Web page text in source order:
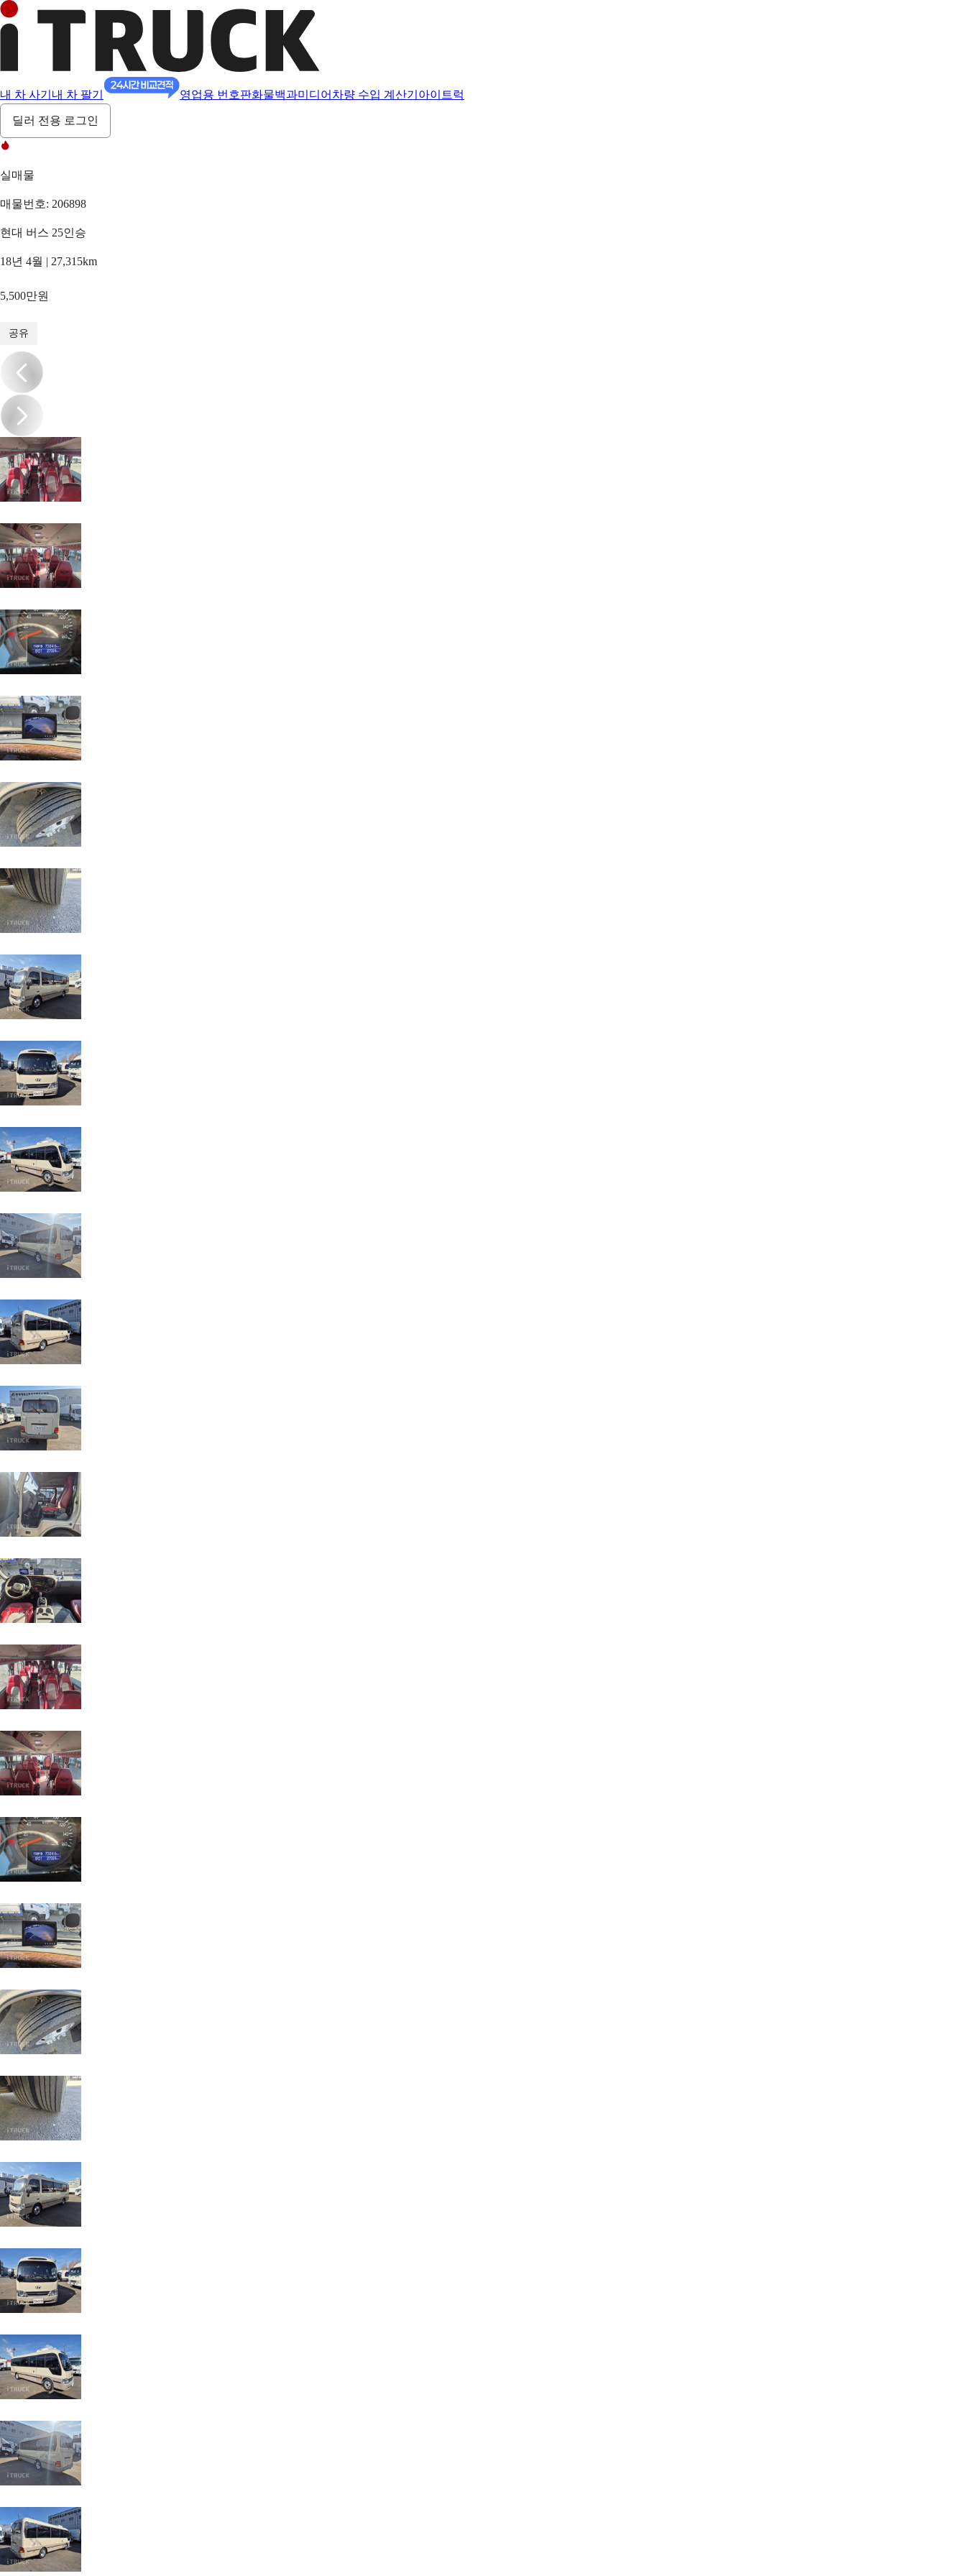
내 차 사기 내 차 팔기 영업용 번호판화물백과미디어 차량 수입 계산기 아이트럭
딜러 전용 로그인
실매물
매물번호: 206898
현대 버스 25인승
18년 4월 | 27,315km
5,500만원
공유
/14